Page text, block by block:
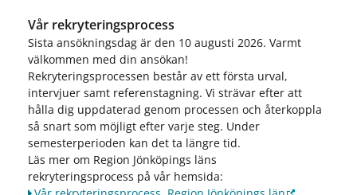
Vår rekryteringsprocess
Sista ansökningsdag är den 10 augusti 2026. Varmt
välkommen med din ansökan!
Rekryteringsprocessen består av ett första urval,
intervjuer samt referenstagning. Vi strävar efter att
hålla dig uppdaterad genom processen och återkoppla
så snart som möjligt efter varje steg. Under
semesterperioden kan det ta längre tid.
Läs mer om Region Jönköpings läns
rekryteringsprocess på vår hemsida: